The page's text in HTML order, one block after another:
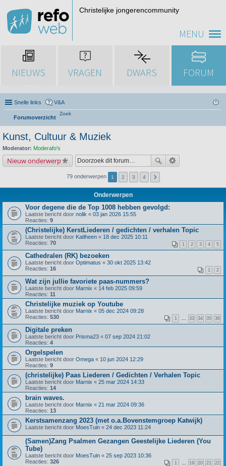
MENU
Christelijke jongerencommunity
NIEUWS VRAGEN DWARS FORUM
Snelle links V&A
Forumoverzicht
Zoek
Kunst, Cultuur & Muziek
Moderator: Moderafo's
Nieuw onderwerp
79 onderwerpen 1 2 3 4
Onderwerpen
Voor degene die de Top 1008 hebben gevolgd:
Laatste bericht door nolik « 03 jan 2026 15:55
Reacties: 9
(Christelijke) KerstLiederen / gedichten / verhalen Topic
Laatste bericht door Katlheen « 18 dec 2025 10:11
Reacties: 70 1 2 3 4 5
Cathedralen (RK) bezoeken
Laatste bericht door Optimatus « 30 okt 2025 13:42
Reacties: 16 1 2
Wat zijn jullie favoriete paas-nummers?
Laatste bericht door Marnix « 14 feb 2025 09:59
Reacties: 11
Christelijke muziek op Youtube
Laatste bericht door Marnix « 05 dec 2024 09:28
Reacties: 530 1 33 34 35 36
Digitale preken
Laatste bericht door Prisma23 « 07 sep 2024 21:02
Reacties: 4
Orgelspelen
Laatste bericht door Omega « 10 jun 2024 12:29
Reacties: 9
(christelijke) Paas Liederen / Gedichten / Verhalen Topic
Laatste bericht door Marnix « 25 mar 2024 14:33
Reacties: 14
brain waves.
Laatste bericht door Marnix « 21 mar 2024 09:36
Reacties: 13
Kerstsamenzang 2023 (met o.a.Bovenstemgroep Katwijk)
Laatste bericht door MoesTuin « 24 dec 2023 11:24
(Samen)Zang Psalmen Gezangen Geestelijke Liederen (You
Tube)
Laatste bericht door MoesTuin « 25 sep 2023 10:36
Reacties: 326 1 19 20 21 22